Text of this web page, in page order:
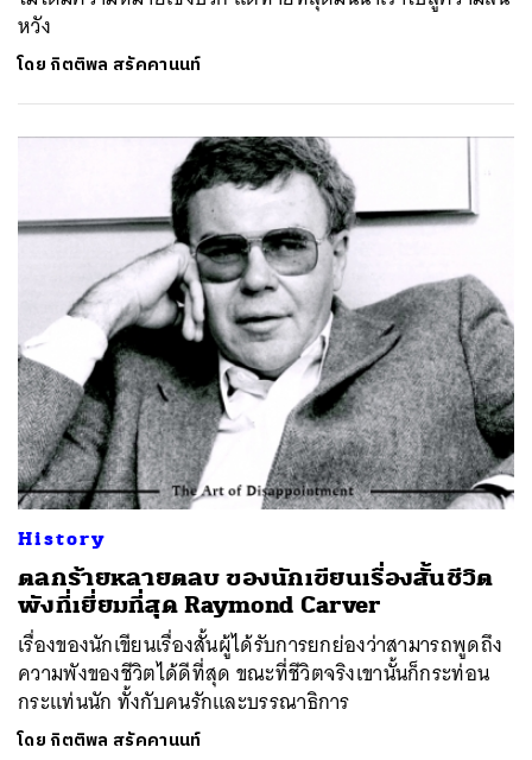
หวัง
โดย กิตติพล สรัคคานนท์
History
ตลกร้ายหลายตลบ ของนักเขียนเรื่องสั้นชีวิต
พังที่เยี่ยมที่สุด Raymond Carver
เรื่องของนักเขียนเรื่องสั้นผู้ได้รับการยกย่องว่าสามารถพูดถึง
ความพังของชีวิตได้ดีที่สุด ขณะที่ชีวิตจริงเขานั้นก็กระท่อน
กระแท่นนัก ทั้งกับคนรักและบรรณาธิการ
โดย กิตติพล สรัคคานนท์
SHARE TWEET LINE